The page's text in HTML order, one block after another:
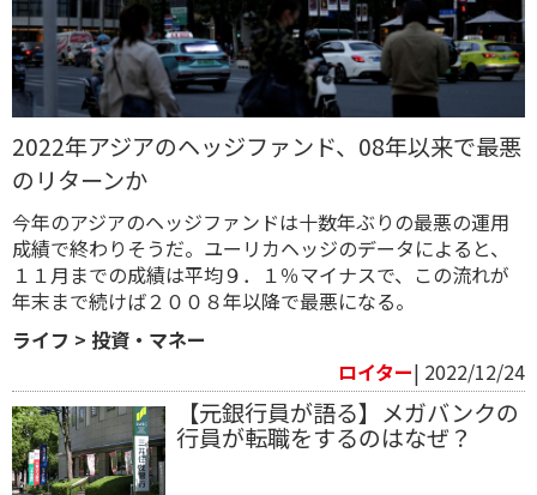
2022年アジアのヘッジファンド、08年以来で最悪
のリターンか
今年のアジアのヘッジファンドは十数年ぶりの最悪の運用
成績で終わりそうだ。ユーリカヘッジのデータによると、
１１月までの成績は平均９．１％マイナスで、この流れが
年末まで続けば２００８年以降で最悪になる。
ライフ > 投資・マネー
ロイター| 2022/12/24
【元銀行員が語る】メガバンクの
行員が転職をするのはなぜ？